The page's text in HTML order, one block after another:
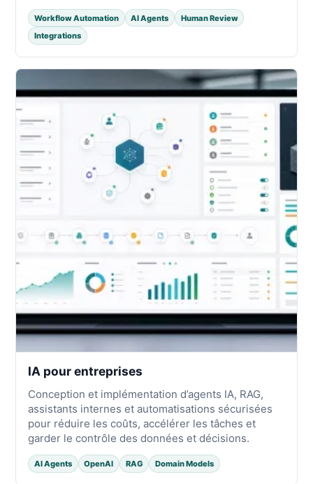
Workflow Automation AI Agents
Human Review
Integrations
IA pour entreprises
Conception et implémentation d’agents IA, RAG,
assistants internes et automatisations sécurisées
pour réduire les coûts, accélérer les tâches et
garder le contrôle des données et décisions.
AI Agents OpenAI RAG Domain Models